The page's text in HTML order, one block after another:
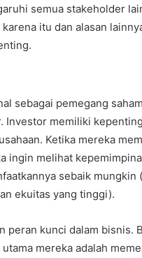
semua stakeholder
itu dan alasan
sebagai pemegang
Investor memiliki
Ketika mereka
ingin melihat
sebaik mungkin
ekuitas yang tinggi).
peran kunci dalam bisnis.
mereka adalah